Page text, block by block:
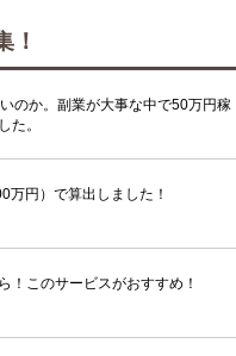
！
のか。副業が大事な中で50万円稼
た。
万円）で算出しました！
！このサービスがおすすめ！